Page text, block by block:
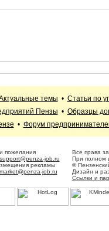
темы • Статьи по
Пензы • Образцы
• Форум
пожелания
support@penza-job.ru
рекламы
market@penza-job.ru
Все права
При полном
©
Дизайн и
Ссылки и